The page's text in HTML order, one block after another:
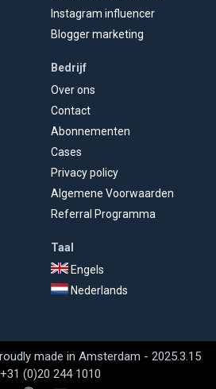
Instagram influencer
Blogger marketing
Bedrijf
Over ons
Contact
Abonnementen
Cases
Privacy policy
Algemene Voorwaarden
Referral Programma
Taal
Engels
Nederlands
made in Amsterdam - 2025.3.15
+31 (0)20 244 1010